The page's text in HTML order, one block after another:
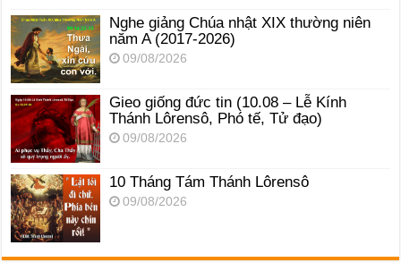
Nghe giảng Chúa nhật XIX thường niên
năm A (2017-2026)
09/08/2026
Gieo giống đức tin (10.08 – Lễ Kính
Thánh Lôrensô, Phó tế, Tử đạo)
09/08/2026
10 Tháng Tám Thánh Lôrensô
09/08/2026